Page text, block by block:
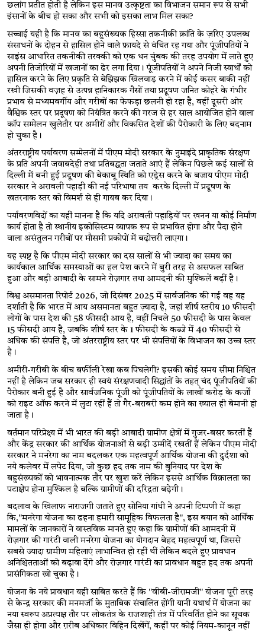
छलांग प्रतीत होती है लेकिन इस मानव उत्कृष्टता का विभाजन समान रूप से सभी
इंसानों के बीच हो सका और सभी को इसका लाभ मिल सका?
सच्चाई यही है कि मानव का बहुसंख्यक हिस्सा तकनीकी क्रांति के ज़रिए उपलब्ध
संसाधनों के दोहन से हासिल होने वाले फ़ायदे से वंचित रह गया और पूंजीपतियों ने
साइंस आधारित तकनीकी तरक्की को एक धन चुंबक की तरह उपयोग में लाते हुए
अपनी तिजोरियों में खजानों का ढेर लगा दिया। पूंजीपतियों ने अपने निजी स्वार्थों को
हासिल करने के लिए प्रकृति से बेझिझक खिलवाड़ करने में कोई कसर बाकी नहीं
रखी जिसकी वज़ह से उत्पन्न हानिकारक गैसों तथा प्रदूषण जनित कोहरे के गंभीर
प्रभाव से मध्यमवर्गीय और गरीबों का फेफड़ा छलनी हो रहा है, वहीं दूसरी ओर
वैश्विक स्तर पर प्रदूषण को नियंत्रित करने की गरज से हर साल आयोजित होने वाला
कॉप सम्मेलन खुलेतौर पर अमीरों और विकसित देशों की पैरोकारी के लिए बदनाम
हो चुका है।
अंतरराष्ट्रीय पर्यावरण सम्मेलनों में पीएम मोदी सरकार के नुमाइंदे प्राकृतिक संरक्षण
के प्रति अपनी जवाबदेही तथा प्रतिबद्धता जताते आएं हैं लेकिन पिछले कई सालों से
दिल्ली में बनी हुई प्रदूषण की बेकाबू स्थिति को एड्रेस करने के बजाय पीएम मोदी
सरकार ने अरावली पहाड़ी की नई परिभाषा तय  करके दिल्ली में प्रदूषण के
खतरनाक स्तर को विमर्श से ही गायब कर दिया।
पर्यावरणविदों का यहीं मानना है कि यदि अरावली पहाड़ियों पर खनन या कोई निर्माण
कार्य होता है तो स्थानीय इकोसिस्टम व्यापक रूप से प्रभावित होगा और पैदा होने
वाला असंतुलन गरीबों पर मौसमी प्रकोपों में बढ़ोत्तरी लाएगा।
यह स्पष्ट है कि पीएम मोदी सरकार का दस सालों से भी ज्यादा का समय का
कार्यकाल आर्थिक समस्याओं का हल पेश करने में बुरी तरह से असफल साबित
हुआ और बड़ी आबादी के सामने रोज़गार तथा आमदनी की मुश्किलें बढ़ीं है।
विश्व असमानता रिपोर्ट 2026, जो दिसंबर 2025 में सार्वजनिक की गई वह यह
दर्शाती है कि भारत में आय असमानता बहुत ज़्यादा है, जहां शीर्ष स्तरीय 10 फीसदी
लोगों के पास देश की 58 फीसदी आय है, वहीं निचले 50 फीसदी के पास केवल
15 फीसदी आय है, जबकि शीर्ष स्तर के 1 फीसदी के कब्जे में 40 फीसदी से
अधिक की संपत्ति है, जो अंतरराष्ट्रीय स्तर पर भी संपत्तियों के विभाजन का उच्च स्तर
है।
अमीरी-गरीबी के बीच बर्फीली रेखा कब पिघलेगी? इसकी कोई समय सीमा निश्चित
नहीं है लेकिन जब सरकार ही स्वयं संरक्षणवादी सिद्धांतों के तहत् चंद पूंजीपतियों की
पैरोकार बनी हुई है और सार्वजनिक पूंजी को पूंजीपतियों के लाखों करोड़ के कर्जों
को राइट ऑफ करने में लुटा रहीं हैं तो गैर-बराबरी कम होने का ख्याल ही बेमानी हो
जाता है।
वर्तमान परिप्रेक्ष्य में भी भारत की बड़ी आबादी ग्रामीण क्षेत्रों में गुजर-बसर करतीं हैं
और केंद्र सरकार की आर्थिक योजनाओं से बड़ी उम्मीदें रखतीं हैं लेकिन पीएम मोदी
सरकार ने मनरेगा का नाम बदलकर एक महत्वपूर्ण आर्थिक योजना की दुर्दशा को
नये कलेवर में लपेट दिया, जो कुछ हद तक नाम की बुनियाद पर देश के
बहुसंख्यकों को भावनात्मक तौर पर खुश करें लेकिन इससे आर्थिक विक्रालता का
पटाक्षेप होना मुश्किल है बल्कि ग्रामीणों की दरिद्रता बढ़ेगी।
बदलाव के खिलाफ नाराजगी जताते हुए सोनिया गांधी ने अपनी टिप्पणी में कहा
कि,"मनरेगा योजना का ढहना हमारी सामूहिक विफलता है", इस बयान को आर्थिक
मामलों के जानकारों ने वास्तविक मानते हुए कहा कि ग्रामीणों की आमदनी में
रोज़गार की गारंटी वाली मनरेगा योजना का योगदान बेहद महत्वपूर्ण था, जिससे
सबसे ज्यादा ग्रामीण महिलाएं लाभान्वित हो रहीं थीं लेकिन बदले हुए प्रावधान
अनिश्चितताओं को बढ़ावा देंगे और रोज़गार गारंटी का प्रावधान बहुत हद तक अपनी
प्रासंगिकता खो चुका है।
योजना के नये प्रावधान यही साबित करते हैं कि "वीबी-जीरामजी" योजना पूरी तरह
से केन्द्र सरकार की मनमर्जी के मुताबिक संचालित होंगी यानी यथार्थ में योजना का
नया स्वरूप अप्रत्यक्ष तौर पर लोकतंत्र के राजशाही तंत्र में परिवर्तित होने का सूचक
जैसा ही होगा और ग़रीब अधिकार विहिन दिखेंगें, कहीं पर कोई नियम-कानून नहीं